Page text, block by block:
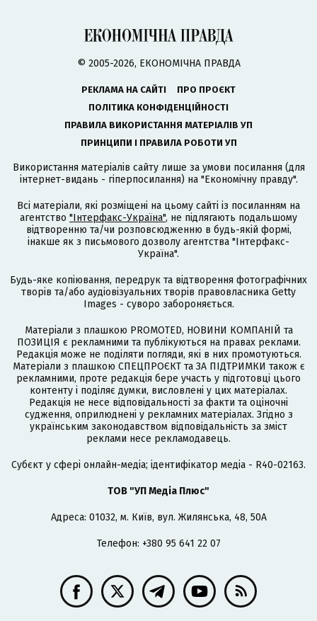
© 2005-2026, ЕКОНОМІЧНА ПРАВДА
РЕКЛАМА НА САЙТІ
ПРО ПРОЄКТ
ПОЛІТИКА КОНФІДЕНЦІЙНОСТІ
ПРАВИЛА ВИКОРИСТАННЯ МАТЕРІАЛІВ УП
ПРИНЦИПИ І ПРАВИЛА РОБОТИ УП
Використання матеріалів сайту лише за умови посилання (для
інтернет-видань - гіперпосилання) на "Економічну правду".
Всі матеріали, які розміщені на цьому сайті із посиланням на
агентство "Інтерфакс-Україна", не підлягають подальшому
відтворенню та/чи розповсюдженню в будь-якій формі,
інакше як з письмового дозволу агентства "Інтерфакс-
Україна".
Будь-яке копіювання, передрук та відтворення фотографічних
творів та/або аудіовізуальних творів правовласника Getty
Images - суворо забороняється.
Матеріали з плашкою PROMOTED, НОВИНИ КОМПАНІЙ та
ПОЗИЦІЯ є рекламними та публікуються на правах реклами.
Редакція може не поділяти погляди, які в них промотуються.
Матеріали з плашкою СПЕЦПРОЄКТ та ЗА ПІДТРИМКИ також є
рекламними, проте редакція бере участь у підготовці цього
контенту і поділяє думки, висловлені у цих матеріалах.
Редакція не несе відповідальності за факти та оціночні
судження, оприлюднені у рекламних матеріалах. Згідно з
українським законодавством відповідальність за зміст
реклами несе рекламодавець.
Cубєкт у сфері онлайн-медіа; ідентифікатор медіа - R40-02163.
ТОВ "УП Медіа Плюс"
Адреса: 01032, м. Київ, вул. Жилянська, 48, 50А
Телефон: +380 95 641 22 07